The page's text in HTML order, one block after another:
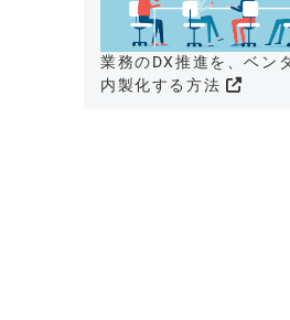
業務のDX推進を、ベン
内製化する方法